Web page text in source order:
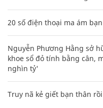
20 số điện thoại ma ám
Nguyễn Phương Hằng sở
khoe sổ đỏ tính bằng cân,
nghìn tỷ'
Truy nã kẻ giết bạn thân